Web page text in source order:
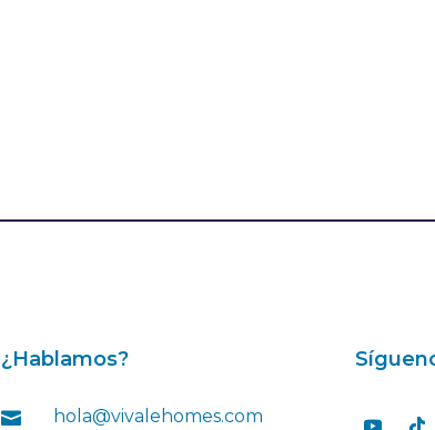
¿Hablamos?
 hola@vivalehomes.com